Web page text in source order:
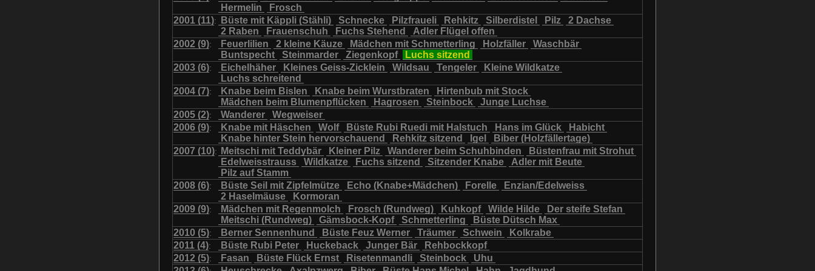
Uhu mit Jungen Waschbär
Hermelin
Frosch
2001 (11): Büste mit Käppli (Stähli) Schnecke Pilzfraueli Rehkitz Silberdistel Pilz
2 Dachse
2 Raben
Frauenschuh Fuchs Stehend
Adler Flügel offen
2002 (9): Feuerlilien 2 kleine Käuze Mädchen mit Schmetterling Holzfäller
Waschbär
Buntspecht
Steinmarder Ziegenkopf
Luchs sitzend
2003 (6): Eichelhäher Kleines Geiss-Zicklein Wildsau Tengeler
Kleine Wildkatze
Luchs schreitend
2004 (7): Knabe beim Bislen Knabe beim Wurstbraten
Hirtenbub mit Stock
Mädchen beim Blumenpflücken
Hagrosen Steinbock
Junge Luchse
2005 (2): Wanderer
Wegweiser
2006 (9): Knabe mit Häschen Wolf Büste Rubi Ruedi mit Halstuch Hans im Glück
Habicht
Knabe hinter Stein hervorschauend
Rehkitz sitzend Igel
Biber (Holzfällertage)
2007 (10): Meitschi mit Teddybär Kleiner Pilz Wanderer beim Schuhbinden
Büstenfrau mit Strohut
Edelweisstrauss
Wildkatze Fuchs sitzend Sitzender Knabe
Adler mit Beute
Pilz auf Stamm
2008 (6): Büste Seil mit Zipfelmütze Echo (Knabe+Mädchen) Forelle
Enzian/Edelweiss
2 Haselmäuse
Kormoran
2009 (9): Mädchen mit Regenmolch Frosch (Rundweg) Kuhkopf Wilde Hilde
Der steife Stefan
Meitschi (Rundweg)
Gämsbock-Kopf Schmetterling
Büste Dütsch Max
2010 (5): Berner Sennenhund Büste Feuz Werner Träumer Schwein
Kolkrabe
2011 (4): Büste Rubi Peter Huckeback Junger Bär
Rehbockkopf
2012 (5): Fasan Büste Flück Ernst Risetenmandli Steinbock
Uhu